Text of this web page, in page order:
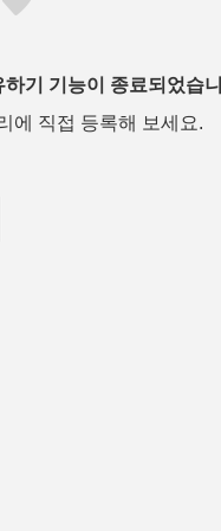
기 기능이 종료되었습
에 직접 등록해 보세요.